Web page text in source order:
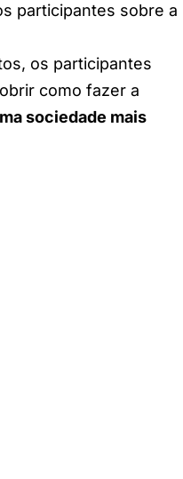
participantes sobre a
os participantes
como fazer a
sociedade mais